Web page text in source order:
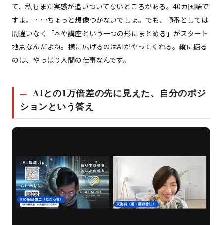
て、私もまだ実感が追いついてないところがある。40カ国語で
すよ。……ちょっと想像つかないでしょ。でも、順番としては
間違いなく「本や講座という一つの形にまとめる」がスタート
地点なんだよね。横に広げるのはAIがやってくれる。縦に掘る
のは、やっぱり人間の仕事なんです。
AIとの1万倍差の先に見えた、自分のポジ
ションという答え